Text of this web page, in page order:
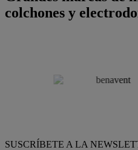
colchones y
SUSCRÍBETE A LA